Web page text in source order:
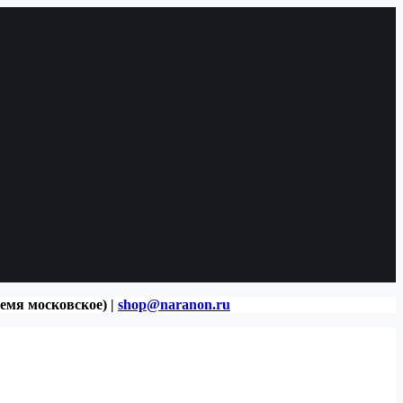
московское) | shop@naranon.ru